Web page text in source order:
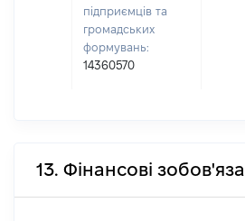
підприємців та
громадських
формувань:
14360570
13. Фінансові